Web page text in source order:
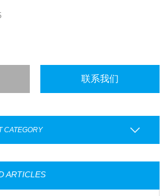
联系我们
CATEGORY
ARTICLES